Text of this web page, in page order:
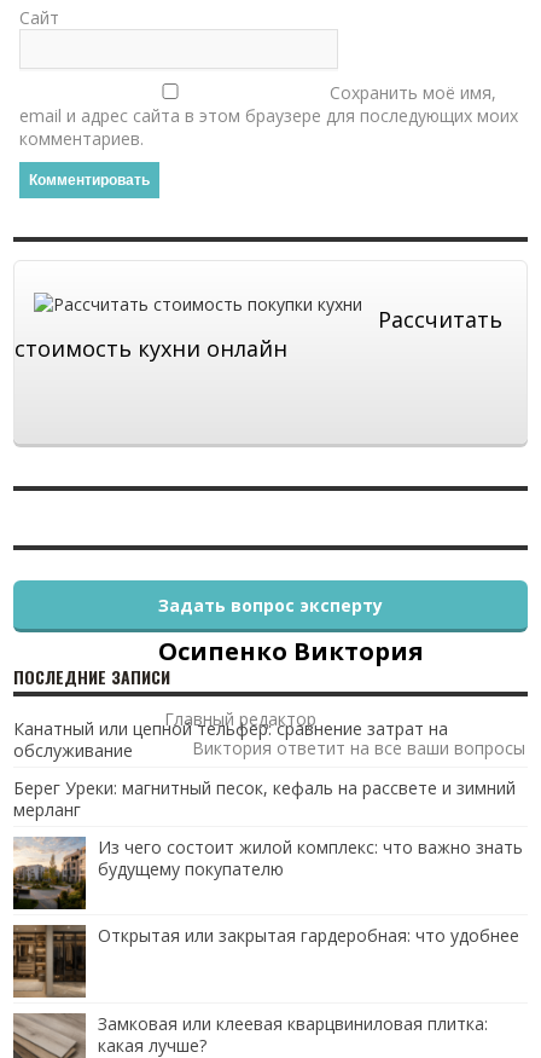
Сайт
Сохранить моё имя,
email и адрес сайта в этом браузере для последующих моих
комментариев.
Рассчитать
стоимость кухни онлайн
Осипенко Виктория
Главный редактор
Виктория ответит на все ваши вопросы
Задать вопрос эксперту
ПОСЛЕДНИЕ ЗАПИСИ
Канатный или цепной тельфер: сравнение затрат на
обслуживание
Берег Уреки: магнитный песок, кефаль на рассвете и зимний
мерланг
Из чего состоит жилой комплекс: что важно знать
будущему покупателю
Открытая или закрытая гардеробная: что удобнее
Замковая или клеевая кварцвиниловая плитка:
какая лучше?